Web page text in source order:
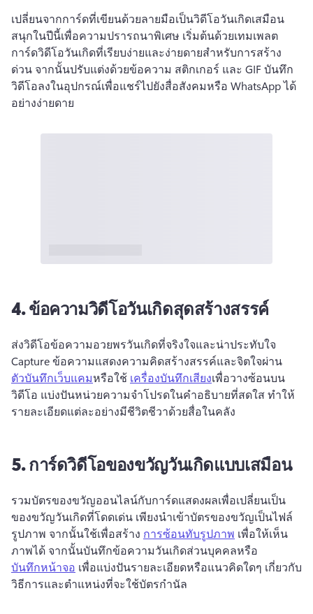
เปลี่ยนจากการ์ดที่เขียนด้วยลายมือเป็นวิดีโอวันเกิดเสมือน
สนุกในปีนี้เพื่อความปรารถนาพิเศษ เริ่มต้นด้วยเทมเพลต
การ์ดวิดีโอวันเกิดที่เรียบง่ายและง่ายดายสําหรับการสร้าง
ด่วน จากนั้นปรับแต่งด้วยข้อความ สติกเกอร์ และ GIF บันทึก
วิดีโอลงในอุปกรณ์เพื่อแชร์ไปยังสื่อสังคมหรือ WhatsApp ได้
อย่างง่ายดาย
4.ข้อความวิดีโอวันเกิดสุดสร้างสรรค์
Capture ข้อความแสดงความคิดสร้างสรรค์และจิตใจผ่าน
ตัวบันทึกเว็บแคมหรือใช้ เครื่องบันทึกเสียงเพื่อวางซ้อนบน
วิดีโอ แบ่งปันหน่วยความจําโปรดในคําอธิบายที่สดใส ทําให้
รายละเอียดแต่ละอย่างมีชีวิตชีวาด้วยสื่อในคลัง
5.การ์ดวิดีโอของขวัญวันเกิดแบบเสมือน
รวมบัตรของขวัญออนไลน์กับการ์ดแสดงผลเพื่อเปลี่ยนเป็น
ของขวัญวันเกิดที่โดดเด่น เพียงนําเข้าบัตรของขวัญเป็นไฟล์
รูปภาพ จากนั้นใช้เพื่อสร้าง การซ้อนทับรูปภาพ เพื่อให้เห็น
ภาพได้ จากนั้นบันทึกข้อความวันเกิดส่วนบุคคลหรือ
บันทึกหน้าจอ เพื่อแบ่งปันรายละเอียดหรือแนวคิดใดๆ เกี่ยวกับ
วิธีการและตําแหน่งที่จะใช้บัตรกํานัล